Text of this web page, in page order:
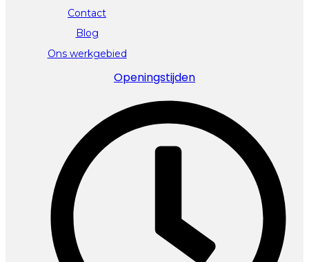
Contact
Blog
Ons werkgebied
Openingstijden